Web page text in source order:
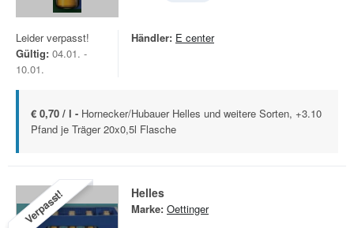
Leider verpasst!
Gültig: 04.01. -
10.01.
Händler: E center
€ 0,70 / l - Hornecker/Hubauer Helles und weitere Sorten, +3.10
Pfand je Träger 20x0,5l Flasche
Verpasst! Helles
Marke: Oettinger